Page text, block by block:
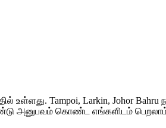
உள்ளது. Tampoi, Larkin, Johor
அனுபவம் கொண்ட எங்களிடம்